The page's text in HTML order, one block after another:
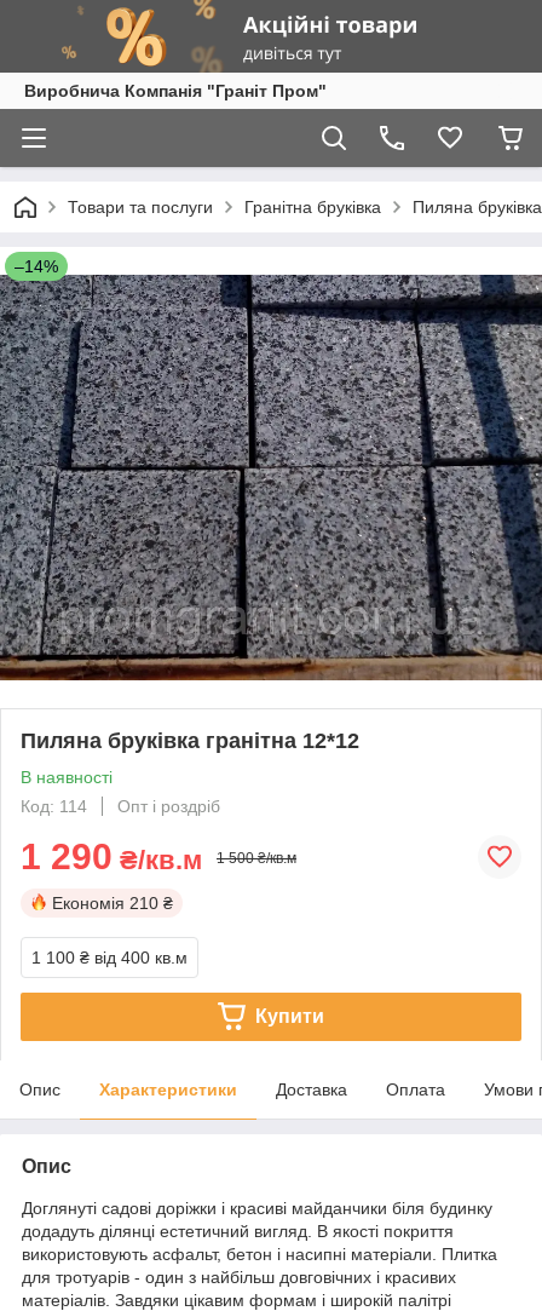
Виробнича Компанія "Граніт Пром"
Товари та послуги Гранітна бруківка Пиляна
–14%
Пиляна бруківка гранітна 12*12
В наявності
Код: 114
Опт і роздріб
1 290 ₴/кв.м 1 500 ₴/кв.м
Економія 210 ₴
1 100 ₴ від 400 кв.м
Купити
Опис Характеристики Доставка Оплата Умови
Опис
Доглянуті садові доріжки і красиві майданчики біля будинку
додадуть ділянці естетичний вигляд. В якості покриття
використовують асфальт, бетон і насипні матеріали. Плитка
для тротуарів - один з найбільш довговічних і красивих
матеріалів. Завдяки цікавим формам і широкій палітрі